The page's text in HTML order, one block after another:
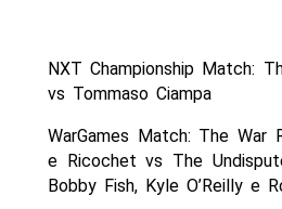
NXT Championship Match:
vs Tommaso Ciampa
WarGames Match: The War
e Ricochet vs The
Bobby Fish, Kyle O’Reilly e